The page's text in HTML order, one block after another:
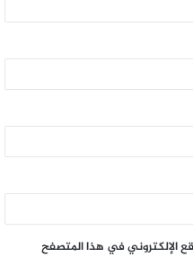
الإلكتروني في هذا المتصفح